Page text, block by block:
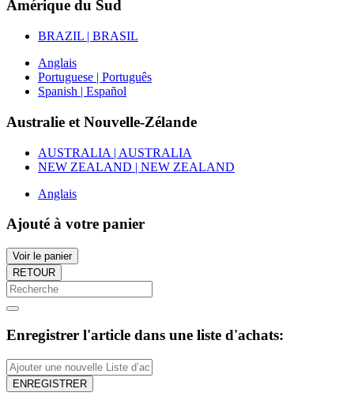
Amérique du Sud
BRAZIL | BRASIL
Anglais
Portuguese | Português
Spanish | Español
Australie et Nouvelle-Zélande
AUSTRALIA | AUSTRALIA
NEW ZEALAND | NEW ZEALAND
Anglais
Ajouté à votre panier
Voir le panier
RETOUR
Enregistrer l'article dans une liste d'achats:
ENREGISTRER